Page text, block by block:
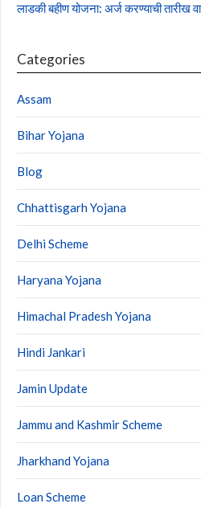
लाडकी बहीण योजना: अर्ज करण्याची तारीख
Categories
Assam
Bihar Yojana
Blog
Chhattisgarh Yojana
Delhi Scheme
Haryana Yojana
Himachal Pradesh Yojana
Hindi Jankari
Jamin Update
Jammu and Kashmir Scheme
Jharkhand Yojana
Loan Scheme